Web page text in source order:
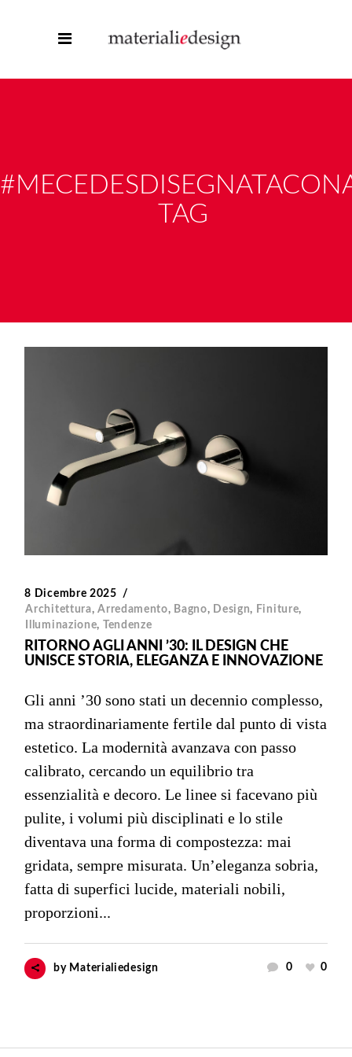
TAG
8 Dicembre 2025
Architettura,Arredamento, Bagno, Design, Finiture,
Illuminazione, Tendenze
RITORNO AGLI ANNI ’30: IL DESIGN CHE
UNISCE STORIA, ELEGANZA E INNOVAZIONE
Gli anni ’30 sono stati un decennio complesso,
ma straordinariamente fertile dal punto di vista
estetico. La modernità avanzava con passo
calibrato, cercando un equilibrio tra
essenzialità e decoro. Le linee si facevano più
pulite, i volumi più disciplinati e lo stile
diventava una forma di compostezza: mai
gridata, sempre misurata. Un’eleganza sobria,
fatta di superfici lucide, materiali nobili,
proporzioni...
by Materialiedesign 0 0